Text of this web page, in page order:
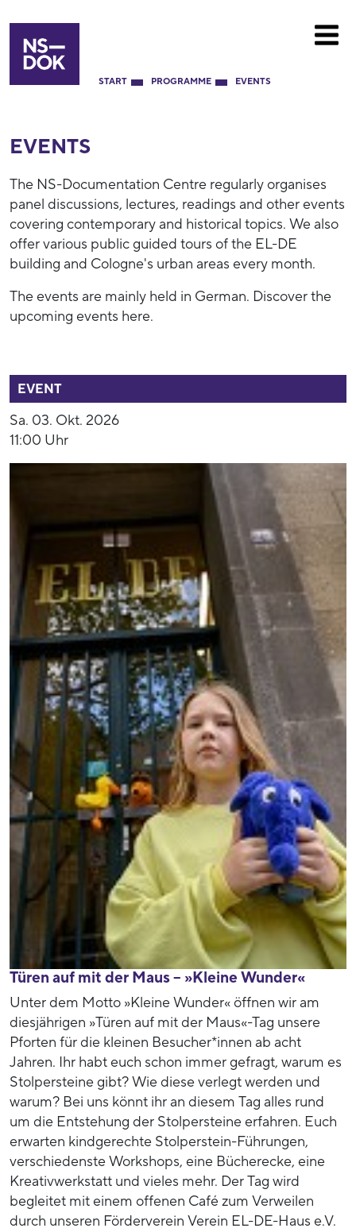
START PROGRAMME EVENTS
EVENTS
The NS-Documentation Centre regularly organises
panel discussions, lectures, readings and other events
covering contemporary and historical topics. We also
offer various public guided tours of the EL-DE
building and Cologne's urban areas every month.
The events are mainly held in German. Discover the
upcoming events here.
EVENT
Sa. 03. Okt. 2026
11:00 Uhr
Türen auf mit der Maus – »Kleine Wunder«
Unter dem Motto »Kleine Wunder« öffnen wir am
diesjährigen »Türen auf mit der Maus«-Tag unsere
Pforten für die kleinen Besucher*innen ab acht
Jahren. Ihr habt euch schon immer gefragt, warum es
Stolpersteine gibt? Wie diese verlegt werden und
warum? Bei uns könnt ihr an diesem Tag alles rund
um die Entstehung der Stolpersteine erfahren. Euch
erwarten kindgerechte Stolperstein-Führungen,
verschiedenste Workshops, eine Bücherecke, eine
Kreativwerkstatt und vieles mehr. Der Tag wird
begleitet mit einem offenen Café zum Verweilen
durch unseren Förderverein Verein EL-DE-Haus e.V.